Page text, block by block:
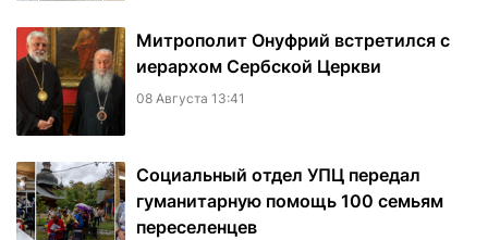
Митрополит Онуфрий встретился с
иерархом Сербской Церкви
08 Августа 13:41
Социальный отдел УПЦ передал
гуманитарную помощь 100 семьям
переселенцев